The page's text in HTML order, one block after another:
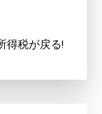
得税が戻る!